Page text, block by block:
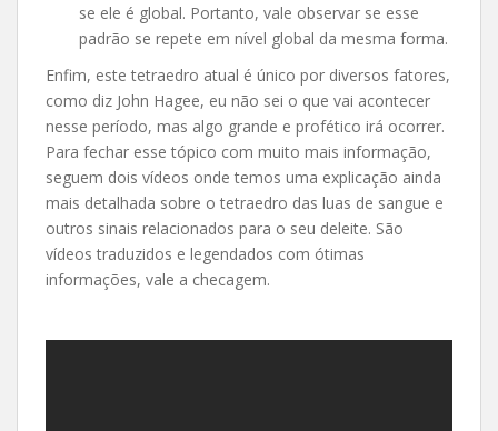
se ele é global. Portanto, vale observar se esse
padrão se repete em nível global da mesma forma.
Enfim, este tetraedro atual é único por diversos fatores,
como diz John Hagee, eu não sei o que vai acontecer
nesse período, mas algo grande e profético irá ocorrer.
Para fechar esse tópico com muito mais informação,
seguem dois vídeos onde temos uma explicação ainda
mais detalhada sobre o tetraedro das luas de sangue e
outros sinais relacionados para o seu deleite. São
vídeos traduzidos e legendados com ótimas
informações, vale a checagem.